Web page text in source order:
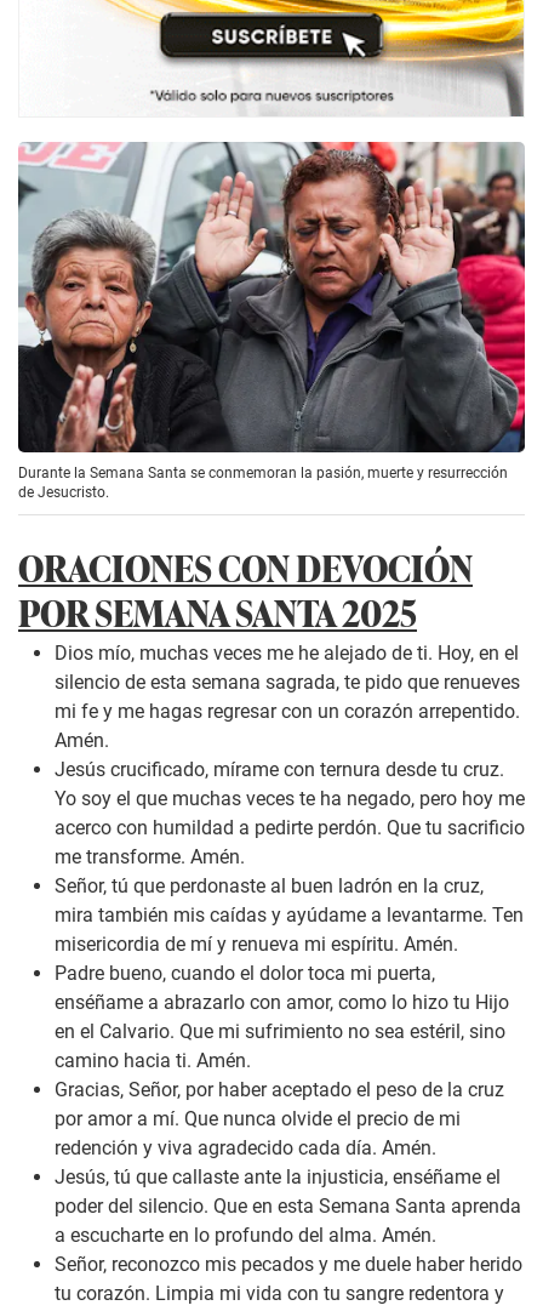
Durante la Semana Santa se conmemoran la pasión, muerte y resurrección
de Jesucristo.
ORACIONES CON DEVOCIÓN
POR SEMANA SANTA 2025
Dios mío, muchas veces me he alejado de ti. Hoy, en el
silencio de esta semana sagrada, te pido que renueves
mi fe y me hagas regresar con un corazón arrepentido.
Amén.
Jesús crucificado, mírame con ternura desde tu cruz.
Yo soy el que muchas veces te ha negado, pero hoy me
acerco con humildad a pedirte perdón. Que tu sacrificio
me transforme. Amén.
Señor, tú que perdonaste al buen ladrón en la cruz,
mira también mis caídas y ayúdame a levantarme. Ten
misericordia de mí y renueva mi espíritu. Amén.
Padre bueno, cuando el dolor toca mi puerta,
enséñame a abrazarlo con amor, como lo hizo tu Hijo
en el Calvario. Que mi sufrimiento no sea estéril, sino
camino hacia ti. Amén.
Gracias, Señor, por haber aceptado el peso de la cruz
por amor a mí. Que nunca olvide el precio de mi
redención y viva agradecido cada día. Amén.
Jesús, tú que callaste ante la injusticia, enséñame el
poder del silencio. Que en esta Semana Santa aprenda
a escucharte en lo profundo del alma. Amén.
Señor, reconozco mis pecados y me duele haber herido
tu corazón. Limpia mi vida con tu sangre redentora y